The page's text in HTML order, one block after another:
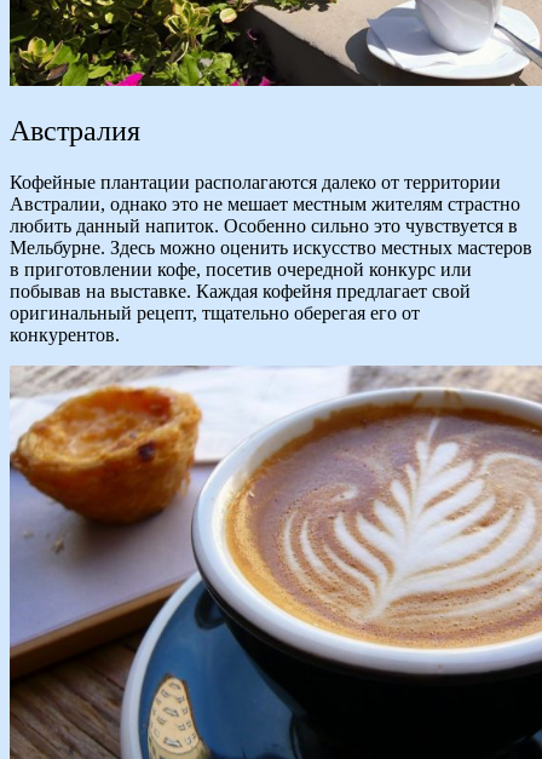
Австралия
Кофейные плантации располагаются далеко от территории
Австралии, однако это не мешает местным жителям страстно
любить данный напиток. Особенно сильно это чувствуется в
Мельбурне. Здесь можно оценить искусство местных мастеров
в приготовлении кофе, посетив очередной конкурс или
побывав на выставке. Каждая кофейня предлагает свой
оригинальный рецепт, тщательно оберегая его от
конкурентов.